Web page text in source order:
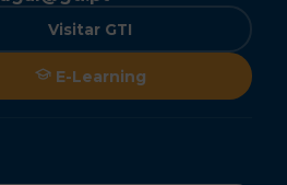
Visitar GTI
E-Learning